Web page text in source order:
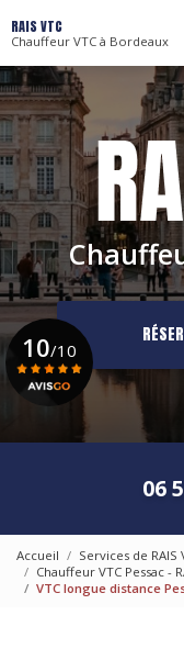
au
contenu
principal
RAIS VTC
Chauffeur VTC à Bordeaux
06
10/10
Accueil
Services de
Chauffeur VTC Pessac -
VTC longue distance